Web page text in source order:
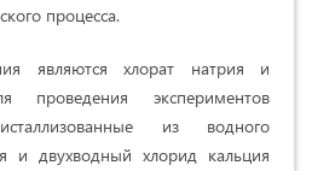
процесса.
являются хлорат натрия и
проведения экспериментов
из водного
и двухводный хлорид кальция